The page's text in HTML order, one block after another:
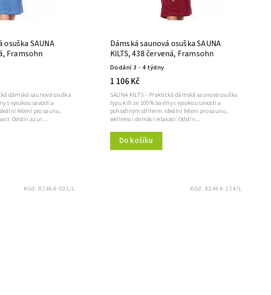
osuška SAUNA
Framsohn
dámská saunová osuška
s vysokou savostí a
řešení pro saunu,
Odstín azur...
Dámská saunová osuška SAUNA
KILTS, 438 červená, Framsohn
Dodání 3 - 4 týdny
1 106 Kč
Do košíku
SAUNA KILTS – Praktická dámská saunová osuška
typu kilt ze 100% bavlny s vysokou savostí a
pohodlným střihem. Ideální řešení pro saunu,
wellness i domácí relaxaci. Odstín...
Kód: 82464-001/L Kód: 82464-234/L